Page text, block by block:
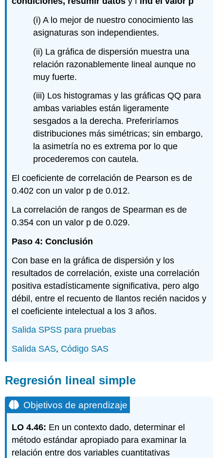
(i) A lo mejor de nuestro conocimiento las
asignaturas son independientes.
(ii) La gráfica de dispersión muestra una
relación razonablemente lineal aunque no
muy fuerte.
(iii) Los histogramas y las gráficas QQ para
ambas variables están ligeramente
sesgados a la derecha. Preferiríamos
distribuciones más simétricas; sin embargo,
la asimetría no es extrema por lo que
procederemos con cautela.
El coeficiente de correlación de Pearson es de
0.402 con un valor p de 0.012.
La correlación de rangos de Spearman es de
0.354 con un valor p de 0.029.
Paso 4: Conclusión
Con base en la gráfica de dispersión y los
resultados de correlación, existe una correlación
positiva estadísticamente significativa, pero algo
débil, entre el recuento de llantos recién nacidos y
el coeficiente intelectual a los 3 años.
Salida SPSS para pruebas
Salida SAS, Código SAS
Regresión lineal simple
Objetivos de aprendizaje
LO 4.46: En un contexto dado, determinar el
método estándar apropiado para examinar la
relación entre dos variables cuantitativas